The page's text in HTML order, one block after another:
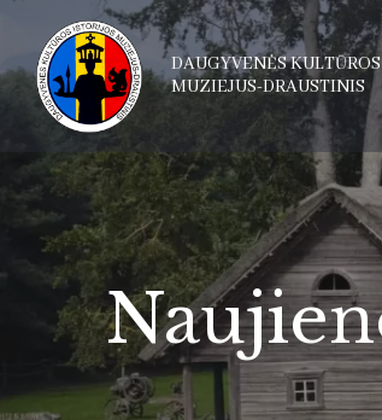
DAUGYVENĖS
MUZIEJUS-DRAUSTINIS